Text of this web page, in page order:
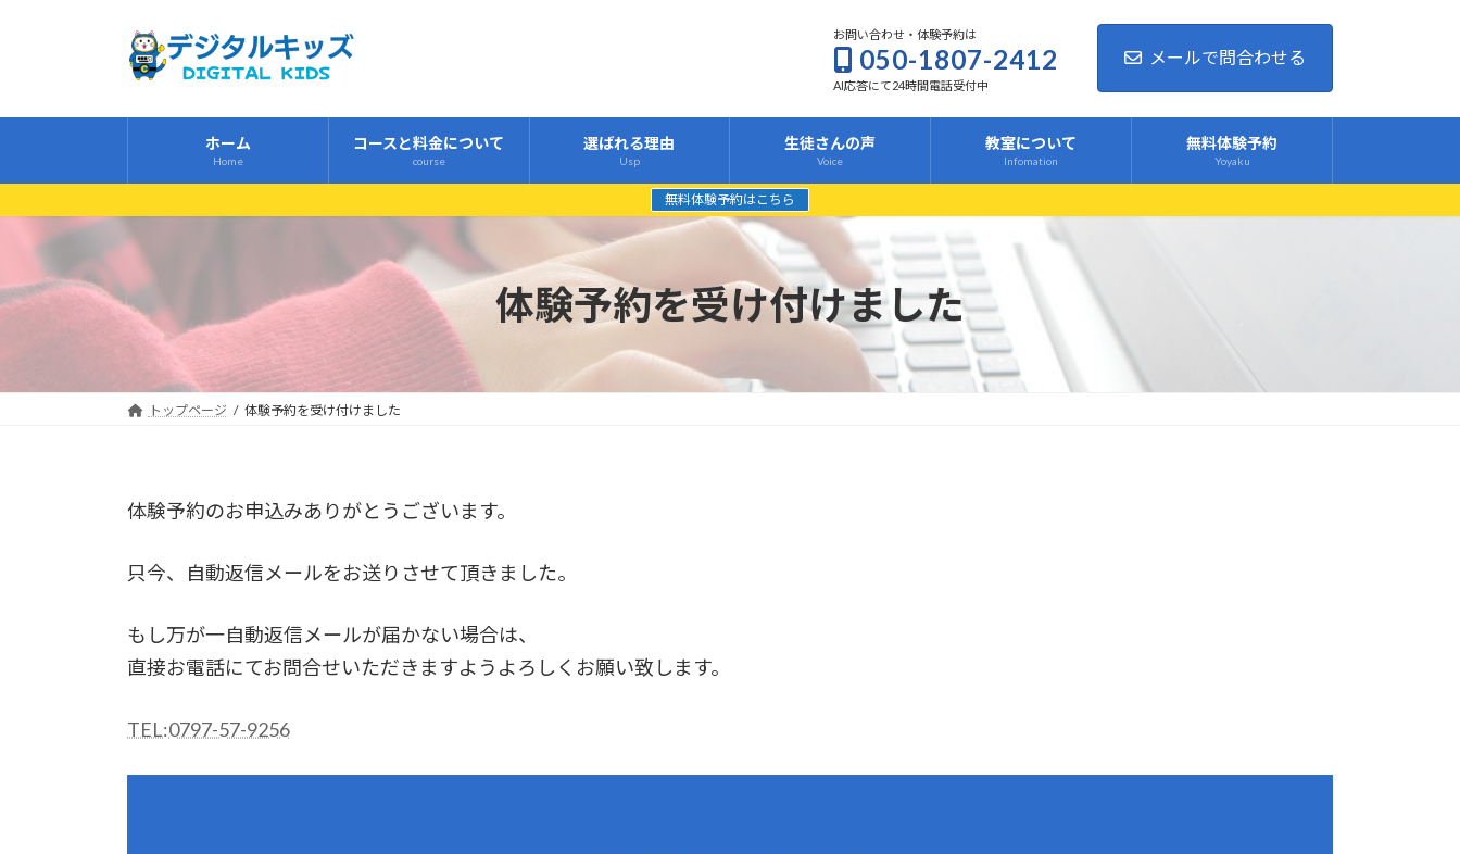
ス
キ
ン
に
お問い合わせ・体験予約は
050-1807-2412
AI応答にて24時間電話受付中
メールで問合わせる
ホーム
Home
コースと料金について
course
選ばれる理由
Usp
生徒さんの声
Voice
教室について
Infomation
無料体験予約
Yoyaku
無料体験予約はこちら
体験予約を受け付けました
トップページ 体験予約を受け付けました
体験予約のお申込みありがとうございます。
只今、自動返信メールをお送りさせて頂きました。
もし万が一自動返信メールが届かない場合は、
直接お電話にてお問合せいただきますようよろしくお願い致します。
TEL:0797-57-9256